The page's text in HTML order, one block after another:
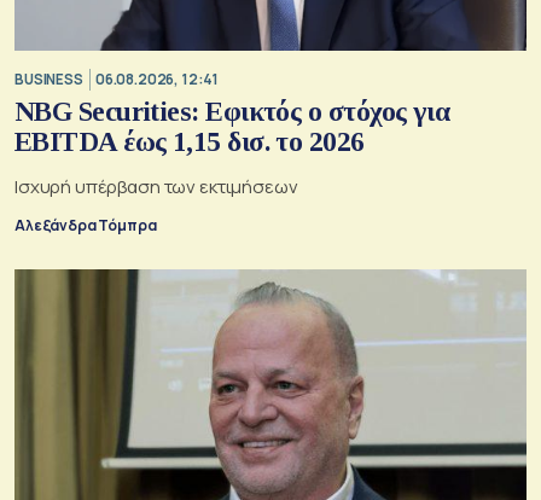
BUSINESS 06.08.2026, 12:41
NBG Securities: Εφικτός ο στόχος για
EBITDA έως 1,15 δισ. το 2026
Ισχυρή υπέρβαση των εκτιμήσεων
Αλεξάνδρα Τόμπρα